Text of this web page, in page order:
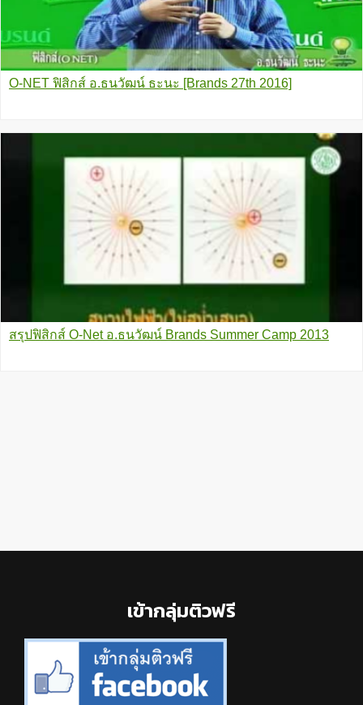
O-NET ฟิสิกส์ อ.ธนวัฒน์ ธะนะ [Brands 27th 2016]
สรุปฟิสิกส์ O-Net อ.ธนวัฒน์ Brands Summer Camp 2013
เข้ากลุ่มติวฟรี